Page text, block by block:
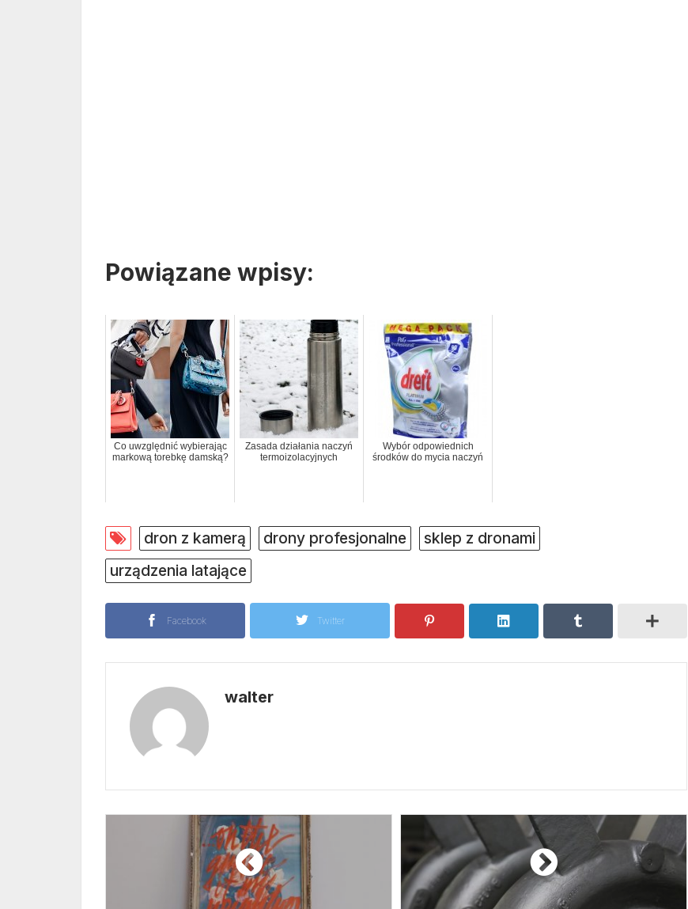
Powiązane wpisy:
Co uwzględnić wybierając
markową torebkę damską?
Zasada działania naczyń
termoizolacyjnych
Wybór odpowiednich
środków do mycia naczyń
dron z kamerą drony profesjonalne
sklep z dronami
urządzenia latające
Facebook Twitter
walter